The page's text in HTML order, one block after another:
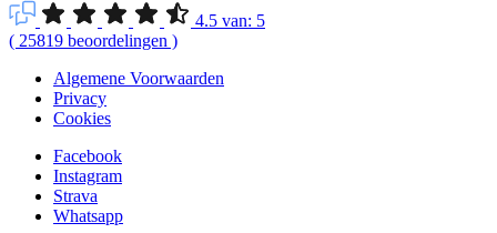
4.5 van: 5
( 25819 beoordelingen )
Algemene Voorwaarden
Privacy
Cookies
Facebook
Instagram
Strava
Whatsapp